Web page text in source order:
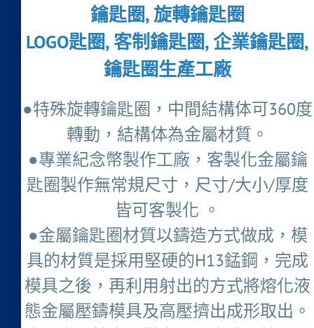
鑰匙圈, 旋轉鑰匙圈
LOGO匙圈, 客制鑰匙圈, 企業鑰匙圈,
鑰匙圈生產工廠
●特殊旋轉鑰匙圈，中間結構体可360度
轉動，結構体為金屬材質。
●專業紀念幣製作工廠，客製化金屬鑰
匙圈製作無常規尺寸，尺寸/大小/厚度
皆可客製化 。
●金屬鑰匙圈材質以鑄造方式做成，模
具的材質是採用堅硬的H13錳鋼，完成
模具之後，再利用射出的方式將熔化液
態金屬壓鑄模具及高壓擠出成形取出。